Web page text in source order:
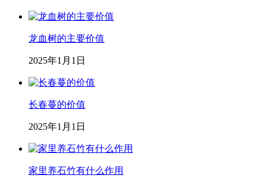
龙血树的主要价值
2025年1月1日
长春蔓的价值
2025年1月1日
家里养石竹有什么作用